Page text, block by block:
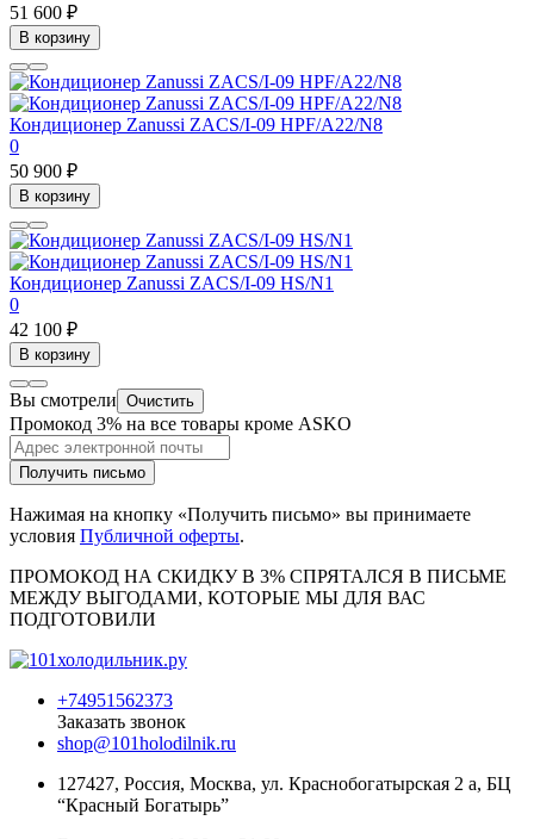
51 600 ₽
В корзину
Кондиционер Zanussi ZACS/I-09 HPF/A22/N8
0
50 900 ₽
В корзину
Кондиционер Zanussi ZACS/I-09 HS/N1
0
42 100 ₽
В корзину
Вы смотрели Очистить
Промокод 3% на все товары кроме ASKO
Получить письмо
Нажимая на кнопку «Получить письмо» вы принимаете
условия Публичной оферты.
ПРОМОКОД НА СКИДКУ В 3% СПРЯТАЛСЯ В ПИCЬМЕ
МЕЖДУ ВЫГОДАМИ, КОТОРЫЕ МЫ ДЛЯ ВАС
ПОДГОТОВИЛИ
+74951562373
Заказать звонок
shop@101holodilnik.ru
127427, Россия, Москва, ул. Краснобогатырская 2 а, БЦ
“Красный Богатырь”